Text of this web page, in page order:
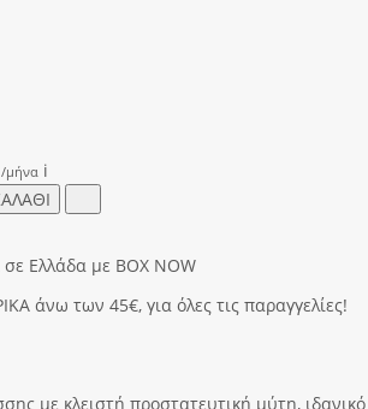
/μήνα i
Ελλάδα με BOX NOW
άνω των 45€, για όλες τις παραγγελίες!
με κλειστή προστατευτική μύτη, ιδανικό